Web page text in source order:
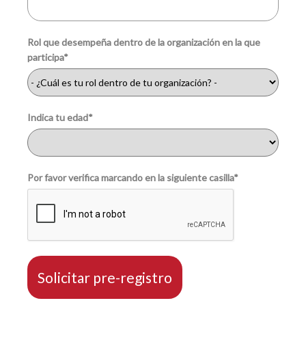
Rol que desempeña dentro de la organización en la que
participa*
Indica tu edad*
Por favor verifica marcando en la siguiente casilla*
Solicitar pre-registro